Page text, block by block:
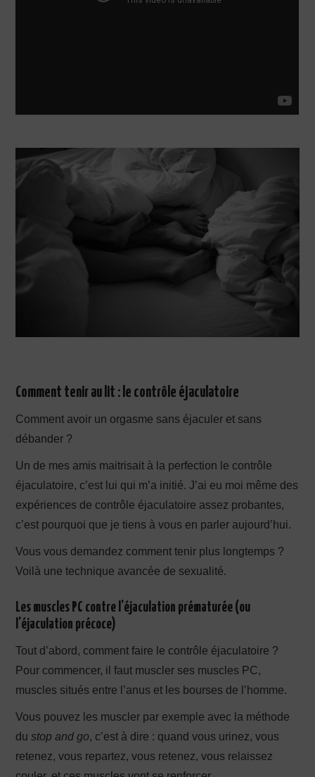
Comment tenir au lit : le contrôle éjaculatoire
Comment avoir un orgasme sans éjaculer et sans
débander ?
Un de mes amis maitrisait à la perfection le contrôle
éjaculatoire, c’est lui qui m’a initié. J’ai eu moi même des
expériences de contrôle éjaculatoire assez probantes,
c’est pourquoi que je tiens à vous en parler aujourd’hui.
Vous vous demandez comment tenir plus longtemps ?
Voilà une technique avancée de sexualité.
Les muscles PC contre l’éjaculation prématurée (ou
l’éjaculation précoce)
Tout d’abord, comment faire le contrôle éjaculatoire ?
Pour commencer, il faut muscler ses muscles PC,
muscles situés entre l’anus et les bourses de l’homme.
Vous pouvez les muscler par exemple avec la méthode
dustop and go, c’est à dire : quand vous urinez, vous
retenez, vous repartez, vous retenez, vous relaissez